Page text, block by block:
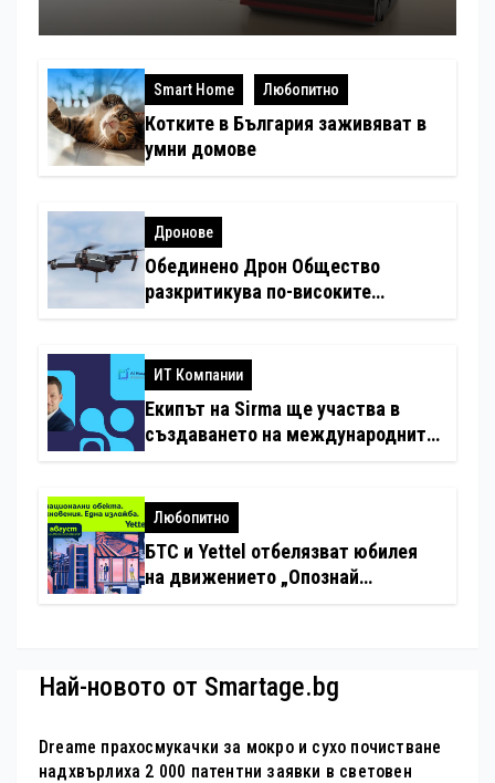
Smart Home Любопитно
Котките в България заживяват в
умни домове
Дронове
Обединено Дрон Общество
разкритикува по-високите
ИТ Компании
Екипът на Sirma ще участва в
създаването на международните
хотелиерството
Любопитно
БТС и Yettel отбелязват юбилея
на движението „Опознай
Най-новото от Smartage.bg
Dreame прахосмукачки за мокро и сухо почистване
надхвърлиха 2 000 патентни заявки в световен